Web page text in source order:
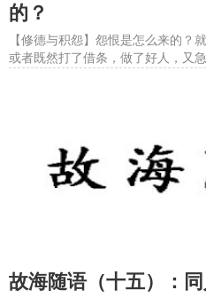
的？
【修德与积怨】怨恨是怎么来的？
或者既然打了借条，做了好人，又
故海随语（十五）：